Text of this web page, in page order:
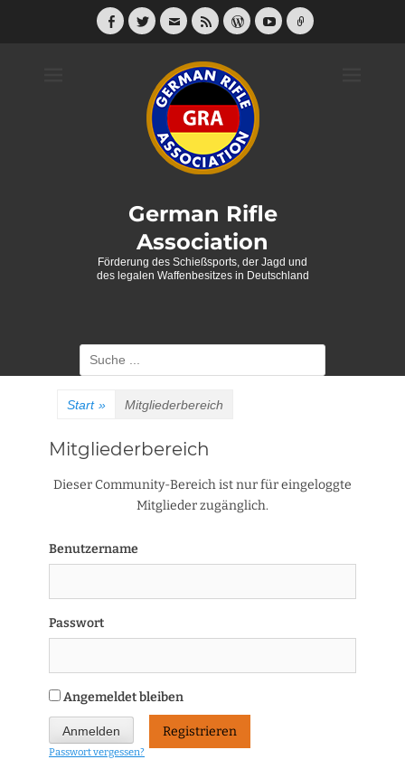
Facebook
Twitter
E-
Feed WordPress
YouTube
Link
German Rifle
Association
Förderung des Schießsports, der Jagd und
des legalen Waffenbesitzes in Deutschland
Suche
nach:
Start » Mitgliederbereich
Mitgliederbereich
Dieser Community-Bereich ist nur für eingeloggte
Mitglieder zugänglich.
Benutzername
Passwort
Angemeldet bleiben
Registrieren
Passwort vergessen?